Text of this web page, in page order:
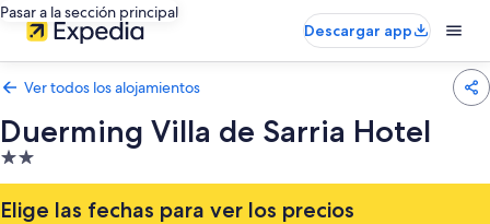
Pasar a la sección principal
Descargar app
Ver todos los alojamientos
Duerming Villa de Sarria Hotel
Alojamiento
de
2.0 estrellas
Elige las fechas para ver los precios